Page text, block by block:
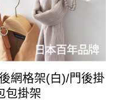
網格架(白)/門後掛
包掛架